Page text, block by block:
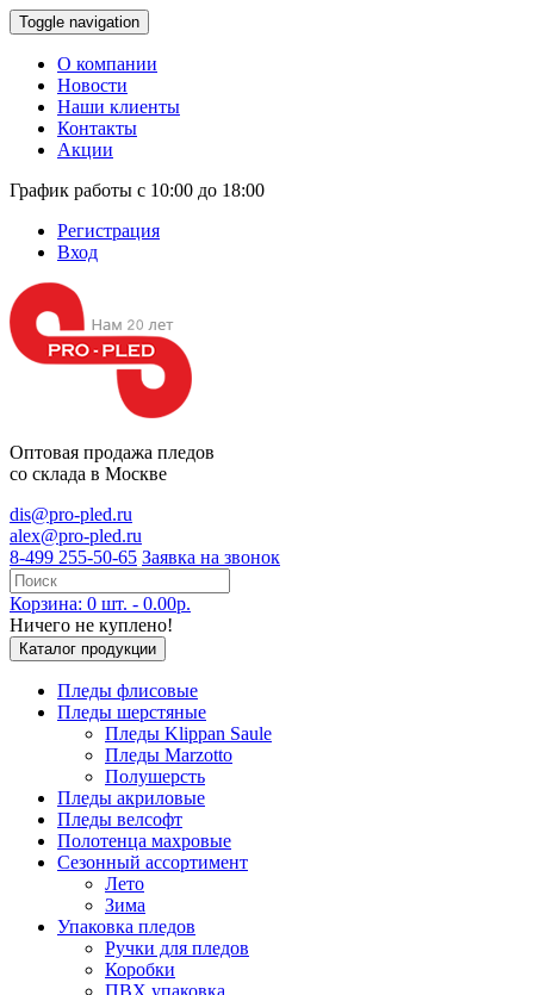
Toggle navigation
О компании
Новости
Наши клиенты
Контакты
Акции
График работы с 10:00 до 18:00
Регистрация
Вход
Оптовая продажа пледов
со склада в Москве
dis@pro-pled.ru
alex@pro-pled.ru
8-499 255-50-65 Заявка на звонок
Корзина: 0 шт. - 0.00р.
Ничего не куплено!
Каталог продукции
Пледы флисовые
Пледы шерстяные
Пледы Klippan Saule
Пледы Marzotto
Полушерсть
Пледы акриловые
Пледы велсофт
Полотенца махровые
Сезонный ассортимент
Лето
Зима
Упаковка пледов
Ручки для пледов
Коробки
ПВХ упаковка